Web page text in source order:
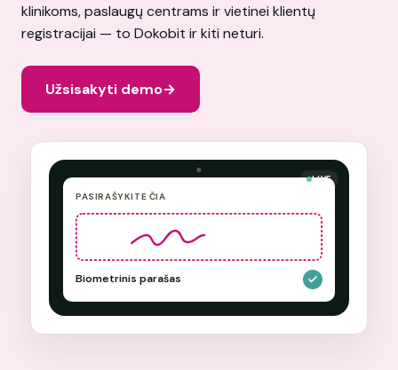
klinikoms, paslaugų centrams ir vietinei klientų
registracijai — to Dokobit ir kiti neturi.
Užsisakyti demo→
LIVE
PASIRAŠYKITE ČIA
Biometrinis parašas